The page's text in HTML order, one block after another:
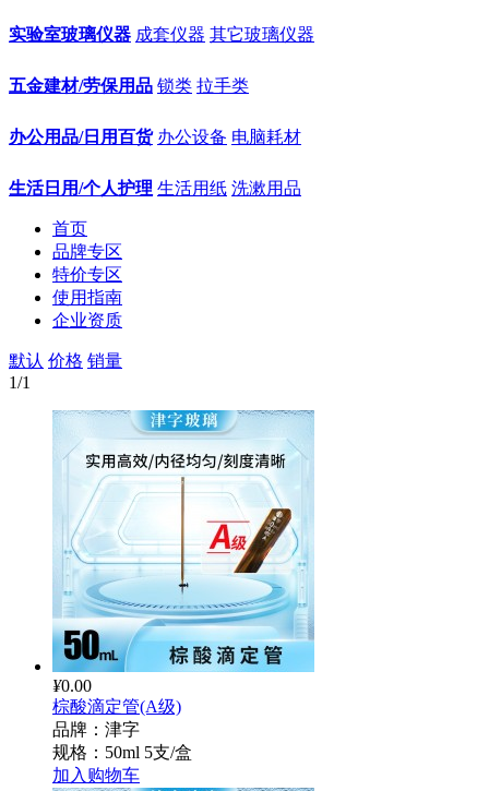
实验室玻璃仪器 成套仪器 其它玻璃仪器
五金建材/劳保用品 锁类 拉手类
办公用品/日用百货 办公设备 电脑耗材
生活日用/个人护理 生活用纸 洗漱用品
首页
品牌专区
特价专区
使用指南
企业资质
默认 价格 销量
1/1
¥0.00
棕酸滴定管(A级)
品牌：津字
规格：50ml 5支/盒
加入购物车